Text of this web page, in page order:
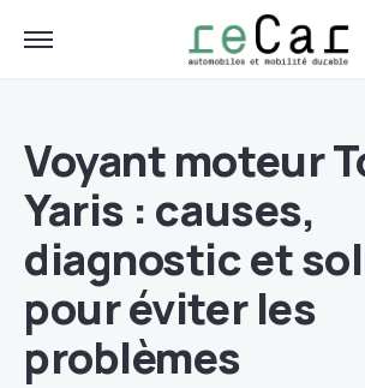
Voyant moteur
Yaris : causes,
diagnostic et
pour éviter les
problèmes